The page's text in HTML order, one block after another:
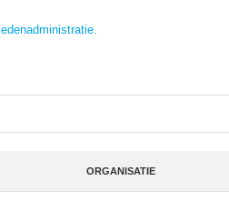
ledenadministratie.
ORGANISATIE